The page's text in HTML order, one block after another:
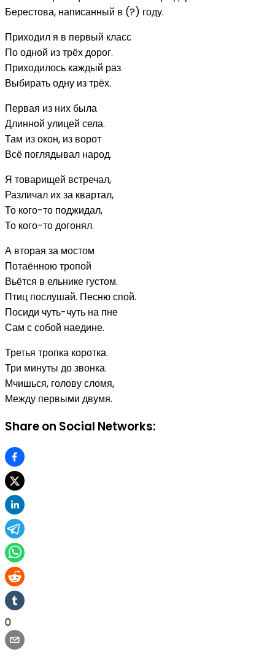
Берестова, написанный в (?) году.
Приходил я в первый класс
По одной из трёх дорог.
Приходилось каждый раз
Выбирать одну из трёх.
Первая из них была
Длинной улицей села.
Там из окон, из ворот
Всё поглядывал народ.
Я товарищей встречал,
Различал их за квартал,
То кого-то поджидал,
То кого-то догонял.
А вторая за мостом
Потаённою тропой
Вьётся в ельнике густом.
Птиц послушай. Песню спой.
Посиди чуть-чуть на пне
Сам с собой наедине.
Третья тропка коротка.
Три минуты до звонка.
Мчишься, голову сломя,
Между первыми двумя.
Share on Social Networks:
0